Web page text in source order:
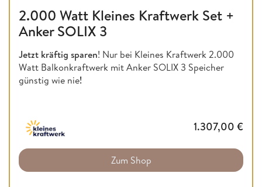
2.000 Watt Kleines Kraftwerk Set +
Anker SOLIX 3
Jetzt kräftig sparen! Nur bei Kleines Kraftwerk 2.000
Watt Balkonkraftwerk mit Anker SOLIX 3 Speicher
günstig wie nie!
1.307,00 €
Zum Shop